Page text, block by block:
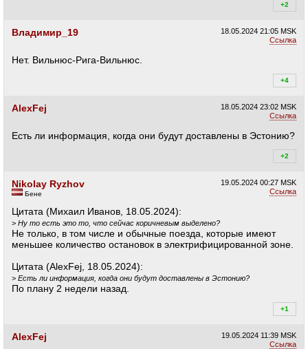
+2
18.05.2024 21:05 MSK
Ссылка
Владимир_19
Нет. Вильнюс-Рига-Вильнюс.
+4
18.05.2024 23:02 MSK
Ссылка
AlexFej
Есть ли информация, когда они будут доставлены в Эстонию?
+2
19.05.2024 00:27 MSK
Ссылка
Nikolay Ryzhov
Бене
Цитата (Михаил Иванов, 18.05.2024):
> Ну то есть это то, что сейчас коричневым выделено?
Не только, в том числе и обычные поезда, которые имеют
меньшее количество остановок в электрифицированной зоне.
Цитата (AlexFej, 18.05.2024):
> Есть ли информация, когда они будут доставлены в Эстонию?
По плану 2 недели назад.
+1
19.05.2024 11:39 MSK
Ссылка
AlexFej